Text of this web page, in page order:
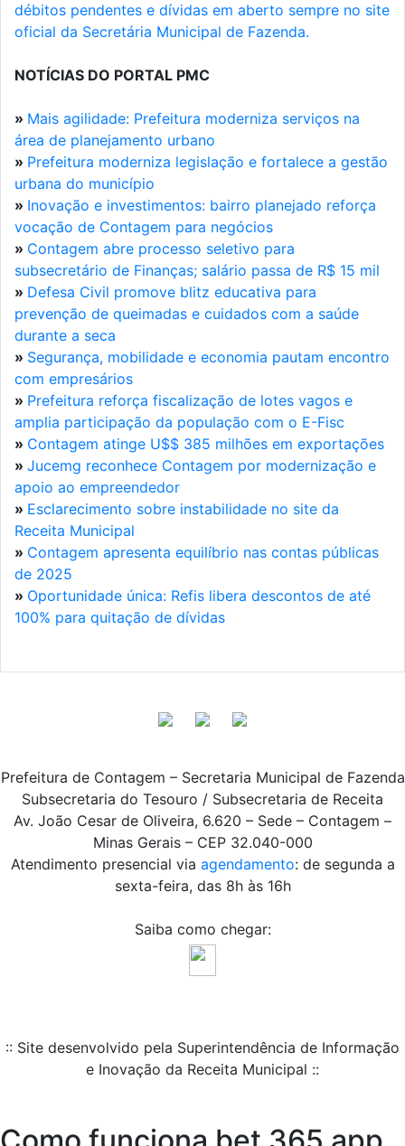
débitos pendentes e dívidas em aberto sempre no site
oficial da Secretária Municipal de Fazenda.
NOTÍCIAS DO PORTAL PMC
» Mais agilidade: Prefeitura moderniza serviços na
área de planejamento urbano
» Prefeitura moderniza legislação e fortalece a gestão
urbana do município
» Inovação e investimentos: bairro planejado reforça
vocação de Contagem para negócios
» Contagem abre processo seletivo para
subsecretário de Finanças; salário passa de R$ 15 mil
» Defesa Civil promove blitz educativa para
prevenção de queimadas e cuidados com a saúde
durante a seca
» Segurança, mobilidade e economia pautam encontro
com empresários
» Prefeitura reforça fiscalização de lotes vagos e
amplia participação da população com o E-Fisc
» Contagem atinge U$$ 385 milhões em exportações
» Jucemg reconhece Contagem por modernização e
apoio ao empreendedor
» Esclarecimento sobre instabilidade no site da
Receita Municipal
» Contagem apresenta equilíbrio nas contas públicas
de 2025
» Oportunidade única: Refis libera descontos de até
100% para quitação de dívidas
Prefeitura de Contagem – Secretaria Municipal de Fazenda
Subsecretaria do Tesouro / Subsecretaria de Receita
Av. João Cesar de Oliveira, 6.620 – Sede – Contagem –
Minas Gerais – CEP 32.040-000
Atendimento presencial via agendamento: de segunda a
sexta-feira, das 8h às 16h
Saiba como chegar:
:: Site desenvolvido pela Superintendência de Informação
e Inovação da Receita Municipal ::